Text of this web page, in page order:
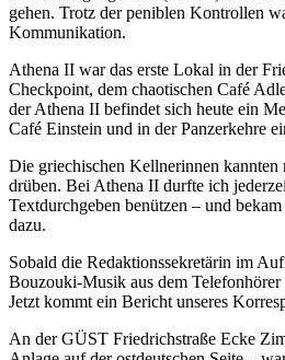
gehen. Trotz der peniblen Kontrollen
Kommunikation.
Athena II war das erste Lokal in der
Checkpoint, dem chaotischen Café
der Athena II befindet sich heute ein
Café Einstein und in der Panzerkehre
Die griechischen Kellnerinnen kannten
drüben. Bei Athena II durfte ich
Textdurchgeben benützen – und
dazu.
Sobald die Redaktionssekretärin im
Bouzouki-Musik aus dem Telefonhörer
Jetzt kommt ein Bericht unseres
An der GÜST Friedrichstraße Ecke